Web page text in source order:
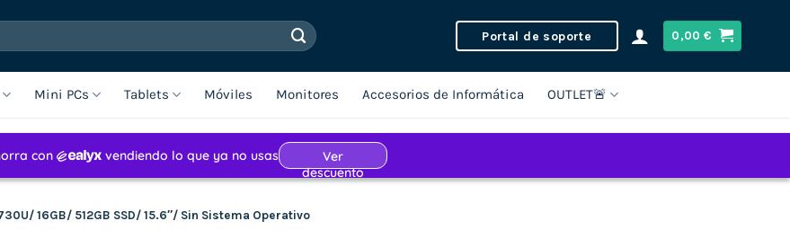
Portal de soporte 0,00€
Mini PCs Tablets Móviles Monitores Accesorios de Informática OUTLET🚨
16GB/ 512GB SSD/ 15.6″/ Sin Sistema Operativo